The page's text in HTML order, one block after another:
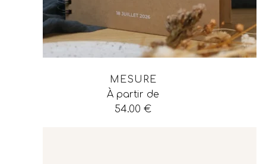
MESURE
À partir de
54.00 €